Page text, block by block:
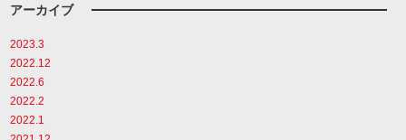
アーカイブ
2023.3
2022.12
2022.6
2022.2
2022.1